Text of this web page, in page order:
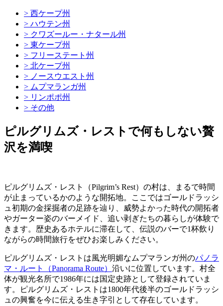
> 西ケープ州
> ハウテン州
> クワズールー・ナタール州
> 東ケープ州
> フリーステート州
> 北ケープ州
> ノースウエスト州
> ムプマランガ州
> リンポポ州
> その他
ピルグリムズ・レストで何もしない贅
沢を満喫
ピルグリムズ・レスト（Pilgrim’s Rest）の村は、まるで時間
が止まっているかのような開拓地。ここではゴールドラッシ
ュ初期の金採掘者の足跡を辿り、威勢よかった時代の開拓者
やガーター姿のバーメイド、追い剥ぎたちの暮らしが体験で
きます。歴史あるホテルに滞在して、伝説のバーで1杯飲り
ながらの時間旅行をぜひお楽しみください。
ピルグリムズ・レストは風光明媚なムプマランガ州のパノラ
マ・ルート（Panorama Route） 沿いに位置しています。村全
体が観光名所で1986年には国定史跡として登録されていま
す。ピルグリムズ・レストは1800年代後半のゴールドラッシ
ュの興奮を今に伝える生き字引として存在しています。